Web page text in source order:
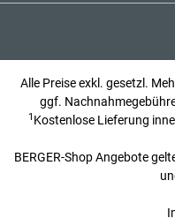
Alle Preise exkl. gesetzl.
ggf.
1 Kostenlose Lieferung
BERGER-Shop Angebote